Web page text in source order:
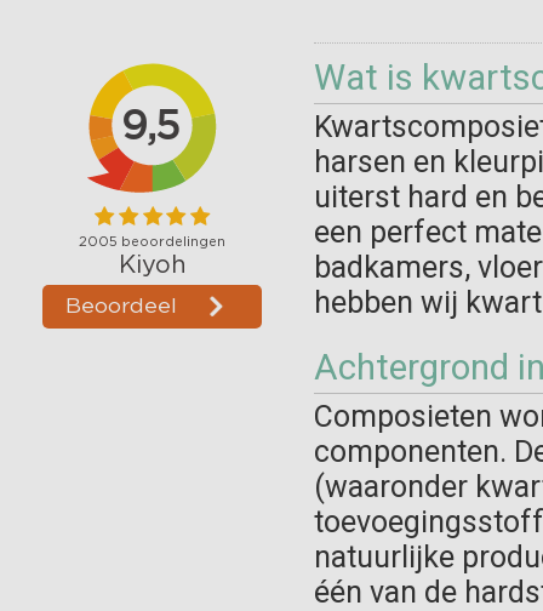
Bekijk en bestel
Wat is
harsen en
uiterst hard en
een perfect
badkamers,
hebben wij
Achtergrond
Composieten
componenten.
(waaronder
natuurlijke
één van de